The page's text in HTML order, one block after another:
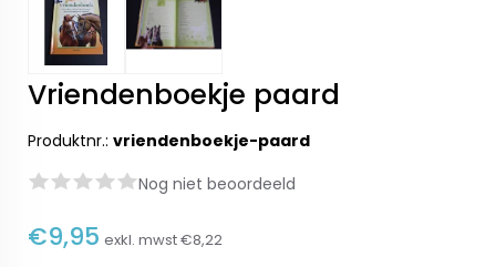
Vriendenboekje paard
Produktnr.: vriendenboekje-paard
Nog niet beoordeeld
€9,95 exkl. mwst€8,22